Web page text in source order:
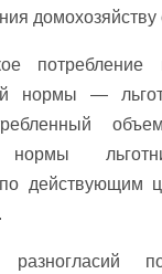
домохозяйству
потребление
нормы —
по действующим
разногласий